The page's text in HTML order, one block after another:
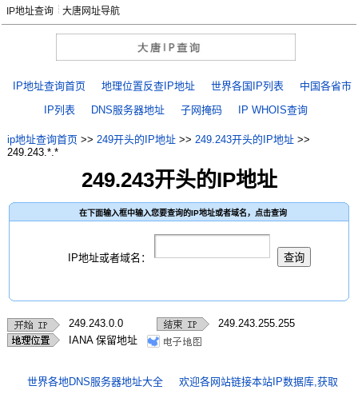
大唐网址导航
IP地址查询
IP地址查询首页 地理位置反查IP地址 世界各国IP列表
中国各省市
IP列表
DNS服务器地址 子网掩码 IP WHOIS查询
ip地址查询首页>> 249开头的IP地址>> 249.243开头的IP地址>>
249.243.*.*
249.243开头的IP地址
在下面输入框中输入您要查询的IP地址或者域名，点击查询
IP地址或者域名：
249.243.0.0
249.243.255.255
IANA 保留地址
世界各地DNS服务器地址大全
欢迎各网站链接本站IP数据库,获取